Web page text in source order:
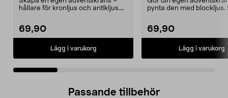
hållare för kronljus och antikljus.
69,90
Lägg i varukorg
pynta den med blockljus.
69,90
Lägg i varukorg
Passande tillbehör